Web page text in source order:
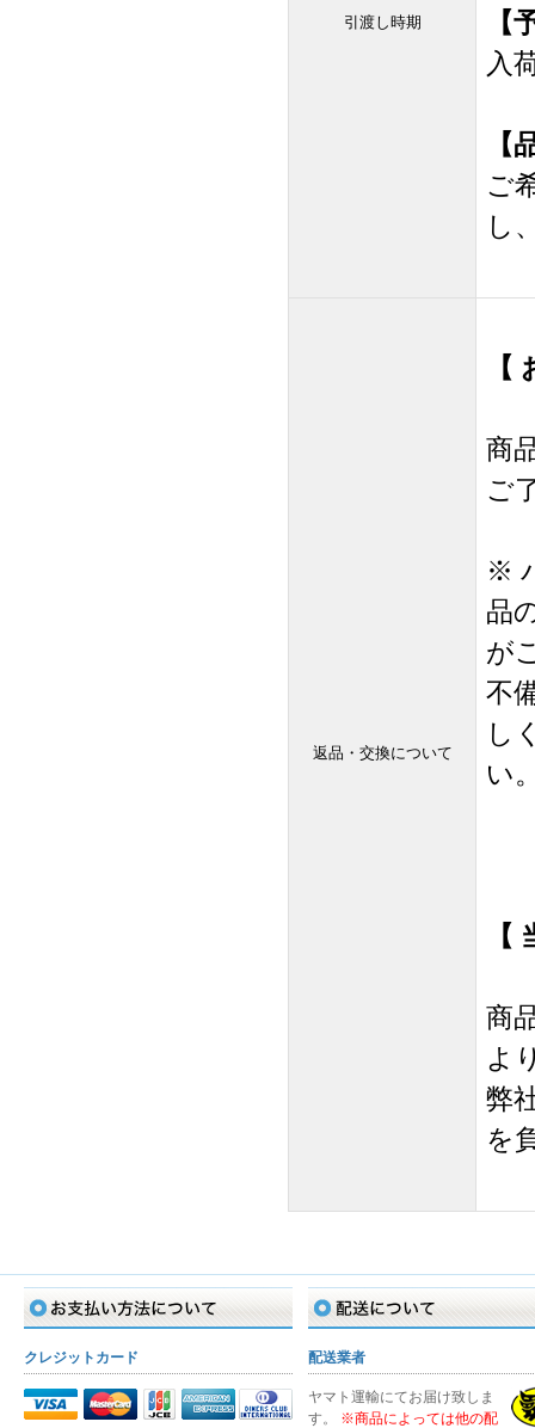
引渡し時期
【
入
【
ご
し
返品・交換について
【
商
ご
※
品
が
不
し
い
【
商
よ
弊
を
クレジットカード
配送業者
ヤマト運輸にてお届け致しま
す。 ※商品によっては他の配